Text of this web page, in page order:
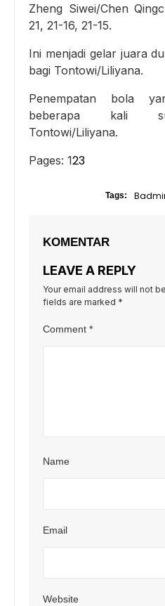
Zheng Siwei/Chen
21, 21-16, 21-15.
Ini menjadi gelar juara
bagi Tontowi/Liliyana.
Penempatan bola
beberapa kali
Tontowi/Liliyana.
Pages: 123
Tags:
KOMENTAR
LEAVE A REPLY
Your email address will not
fields are marked *
Comment *
Name
Email
Website